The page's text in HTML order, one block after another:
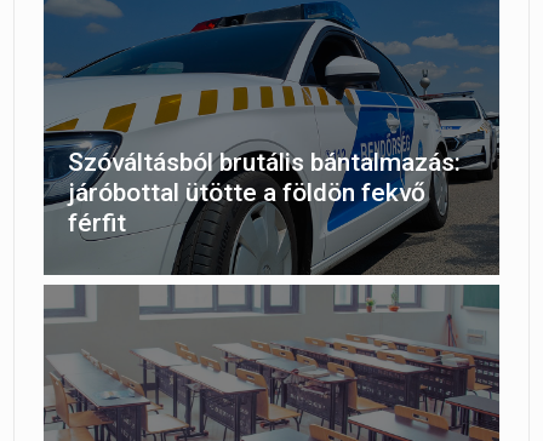
Szóváltásból brutális bántalmazás:
járóbottal ütötte a földön fekvő
férfit